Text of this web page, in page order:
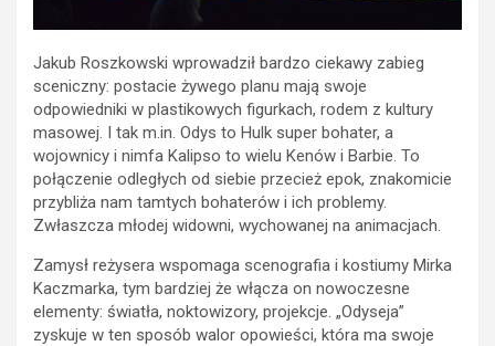
Jakub Roszkowski wprowadził bardzo ciekawy zabieg
sceniczny: postacie żywego planu mają swoje
odpowiedniki w plastikowych figurkach, rodem z kultury
masowej. I tak m.in. Odys to Hulk super bohater, a
wojownicy i nimfa Kalipso to wielu Kenów i Barbie. To
połączenie odległych od siebie przecież epok, znakomicie
przybliża nam tamtych bohaterów i ich problemy.
Zwłaszcza młodej widowni, wychowanej na animacjach.
Zamysł reżysera wspomaga scenografia i kostiumy Mirka
Kaczmarka, tym bardziej że włącza on nowoczesne
elementy: światła, noktowizory, projekcje. „Odyseja”
zyskuje w ten sposób walor opowieści, która ma swoje